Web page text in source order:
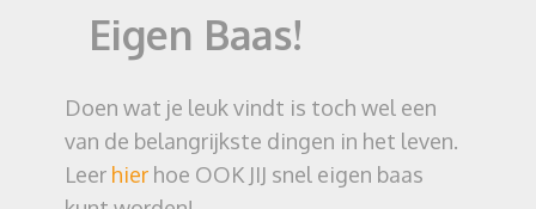
Eigen Baas!
Doen wat je leuk vindt is toch wel een
van de belangrijkste dingen in het leven.
Leer hier hoe OOK JIJ snel eigen baas